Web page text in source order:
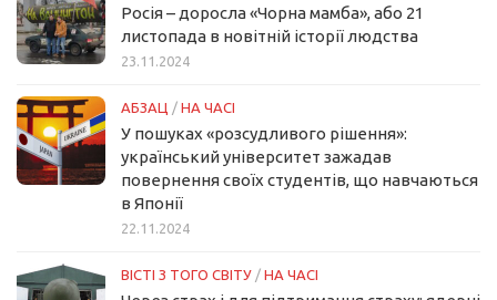
Росія – доросла «Чорна мамба», або 21
листопада в новітній історії людства
23.11.2024
АБЗАЦ / НА ЧАСІ
У пошуках «розсудливого рішення»:
український університет зажадав
повернення своїх студентів, що навчаються
в Японії
22.11.2024
ВІСТІ З ТОГО СВІТУ / НА ЧАСІ